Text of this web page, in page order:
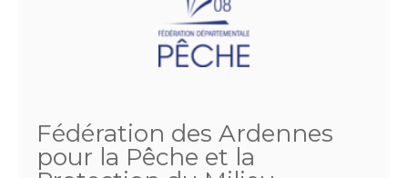
Fédération des Ardennes
pour la Pêche et la